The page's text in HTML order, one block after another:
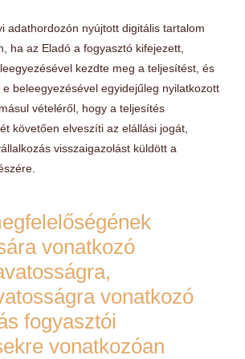
adathordozón nyújtott digitális tartalom
ha az Eladó a fogyasztó kifejezett,
kezdte meg a teljesítést, és
beleegyezésével egyidejűleg nyilatkozott
vételéről, hogy a teljesítés
követően elveszíti az elállási jogát,
visszaigazolást küldött a
vonatkozó
vonatkozó
fogyasztói
vonatkozóan